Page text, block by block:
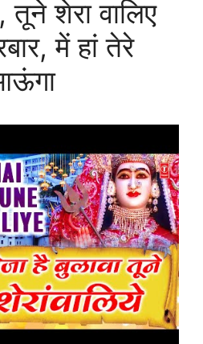
तूने शेरा वालिए
में हां तेरे